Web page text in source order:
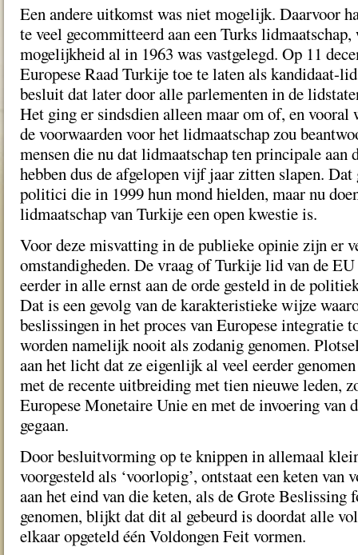
Een andere uitkomst was niet mogelijk. Daarvoor
te veel gecommitteerd aan een Turks lidmaatschap,
mogelijkheid al in 1963 was vastgelegd. Op 11
Europese Raad Turkije toe te laten als kandidaat-
besluit dat later door alle parlementen in de
Het ging er sindsdien alleen maar om of, en vooral
de voorwaarden voor het lidmaatschap zou
mensen die nu dat lidmaatschap ten principale
hebben dus de afgelopen vijf jaar zitten slapen.
politici die in 1999 hun mond hielden, maar nu
lidmaatschap van Turkije een open kwestie is.
Voor deze misvatting in de publieke opinie zijn er
omstandigheden. De vraag of Turkije lid van de
eerder in alle ernst aan de orde gesteld in de
Dat is een gevolg van de karakteristieke wijze
beslissingen in het proces van Europese integratie
worden namelijk nooit als zodanig genomen.
aan het licht dat ze eigenlijk al veel eerder
met de recente uitbreiding met tien nieuwe leden,
Europese Monetaire Unie en met de invoering van
gegaan.
Door besluitvorming op te knippen in allemaal
voorgesteld als ‘voorlopig’, ontstaat een keten van
aan het eind van die keten, als de Grote Beslissing
genomen, blijkt dat dit al gebeurd is doordat alle
elkaar opgeteld één Voldongen Feit vormen.